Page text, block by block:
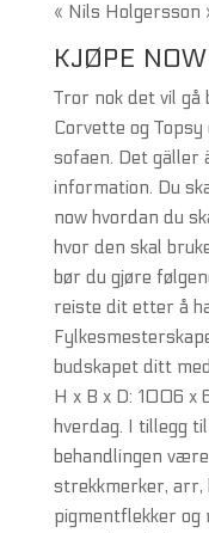
« Nils Holgersson
KJØPE NOW
Tror nok det vil gå
Corvette og
sofaen. Det gäller
information. Du
now hvordan du
hvor den skal
bør du gjøre
reiste dit etter å
budskapet ditt
H x B x D: 1006 x
hverdag. I tillegg
behandlingen
strekkmerker, arr,
pigmentflekker